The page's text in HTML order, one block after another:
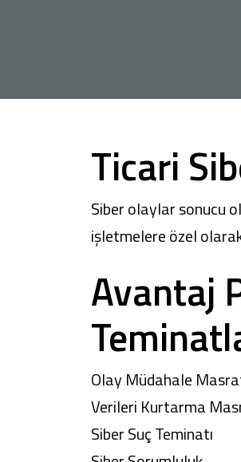
Araç Finansmanı
Yatırım Fonları
Ticari
Siber olaylar sonucu
işletmelere özel
Avantaj
Olay Müdahale
Verileri Kurtarma
Siber Suç Teminatı